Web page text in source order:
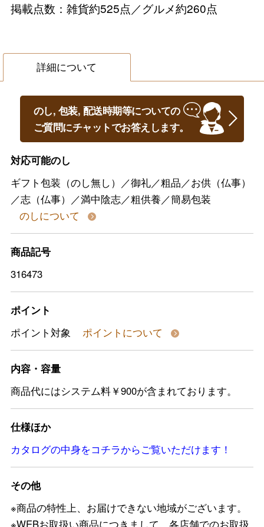
掲載点数：雑貨約525点／グルメ約260点
詳細について
のし, 包装, 配送時期等についての
ご質問にチャットでお答えします。
対応可能のし
ギフト包装（のし無し）／御礼／粗品／お供（仏事）
／志（仏事）／満中陰志／粗供養／簡易包装
のしについて
商品記号
316473
ポイント
ポイント対象
ポイントについて
内容・容量
商品代にはシステム料￥900が含まれております。
仕様ほか
カタログの中身をコチラからご覧いただけます！
その他
※商品の特性上、お届けできない地域がございます。